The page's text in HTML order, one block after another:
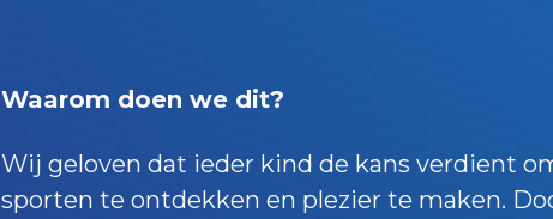
Waarom doen we dit?
Wij geloven dat ieder kind de kans verdient
sporten te ontdekken en plezier te maken.